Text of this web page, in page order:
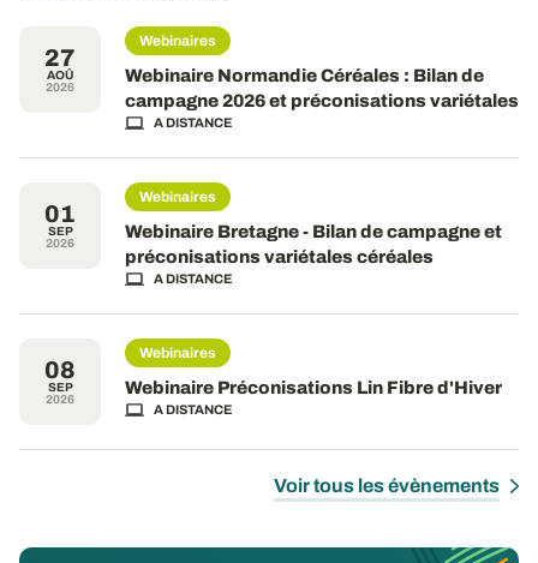
27
AOÛ
2026
Webinaires
Webinaire Normandie Céréales : Bilan de
campagne 2026 et préconisations variétales
A DISTANCE
01
SEP
2026
Webinaires
Webinaire Bretagne - Bilan de campagne et
préconisations variétales céréales
A DISTANCE
08
SEP
2026
Webinaires
Webinaire Préconisations Lin Fibre d'Hiver
A DISTANCE
Voir tous les évènements